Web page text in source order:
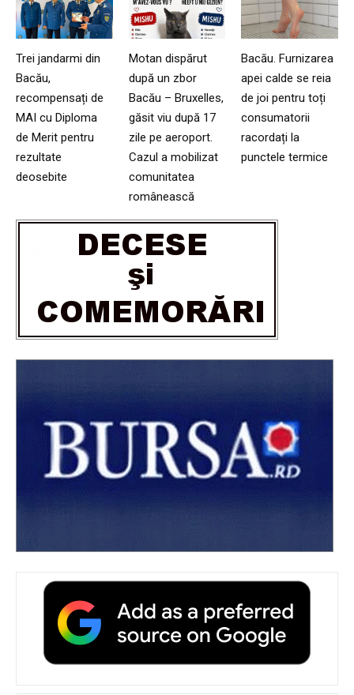
Trei jandarmi din
Bacău,
recompensați de
MAI cu Diploma
de Merit pentru
rezultate
deosebite
Motan dispărut
după un zbor
Bacău – Bruxelles,
găsit viu după 17
zile pe aeroport.
Cazul a mobilizat
comunitatea
românească
Bacău. Furnizarea
apei calde se reia
de joi pentru toți
consumatorii
racordați la
punctele termice